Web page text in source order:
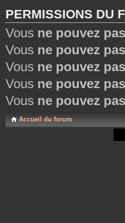
PERMISSIONS DU
Vous ne pouvez pas
Vous ne pouvez pas
Vous ne pouvez pas
Vous ne pouvez pas
Vous ne pouvez pas
Accueil du forum